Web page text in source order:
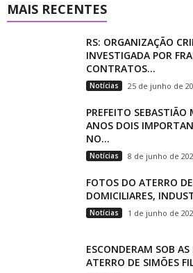
MAIS RECENTES
RS: ORGANIZAÇÃO
INVESTIGADA POR
CONTRATOS...
Notícias 25 de junho de
PREFEITO
ANOS DOIS
NO...
Notícias 8 de junho de
FOTOS DO ATERRO
DOMICILIARES,
Notícias 1 de junho de
ESCONDERAM SOB AS
ATERRO DE SIMÕES